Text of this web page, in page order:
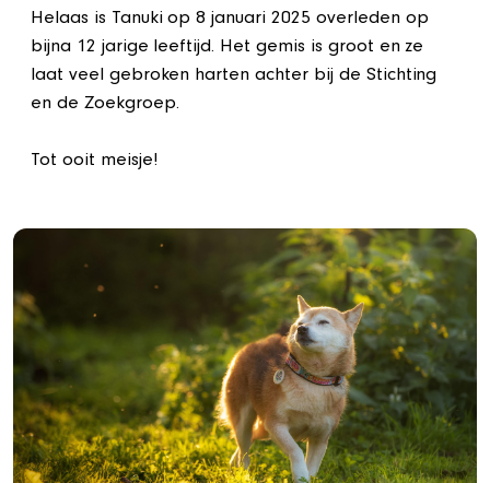
Helaas is Tanuki op 8 januari 2025 overleden op
bijna 12 jarige leeftijd. Het gemis is groot en ze
laat veel gebroken harten achter bij de Stichting
en de Zoekgroep.
Tot ooit meisje!